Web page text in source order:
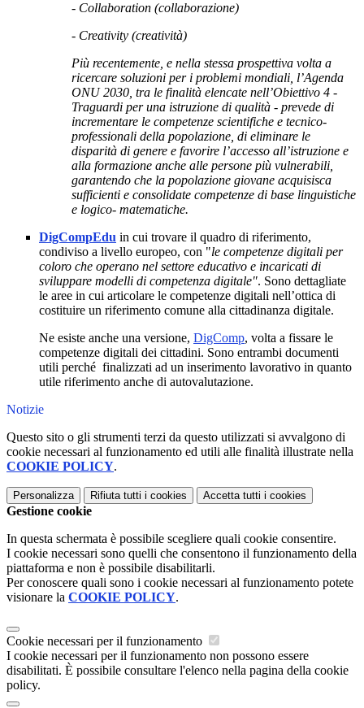
- Collaboration (collaborazione)
- Creativity (creatività)
Più recentemente, e nella stessa prospettiva volta a
ricercare soluzioni per i problemi mondiali, l’Agenda
ONU 2030, tra le finalità elencate nell’Obiettivo 4 -
Traguardi per una istruzione di qualità - prevede di
incrementare le competenze scientifiche e tecnico-
professionali della popolazione, di eliminare le
disparità di genere e favorire l’accesso all’istruzione e
alla formazione anche alle persone più vulnerabili,
garantendo che la popolazione giovane acquisisca
sufficienti e consolidate competenze di base linguistiche
e logico- matematiche.
DigCompEdu in cui trovare il quadro di riferimento,
condiviso a livello europeo, con "le competenze digitali per
coloro che operano nel settore educativo e incaricati di
sviluppare modelli di competenza digitale". Sono dettagliate
le aree in cui articolare le competenze digitali nell’ottica di
costituire un riferimento comune alla cittadinanza digitale.
Ne esiste anche una versione, DigComp, volta a fissare le
competenze digitali dei cittadini. Sono entrambi documenti
utili perché finalizzati ad un inserimento lavorativo in quanto
utile riferimento anche di autovalutazione.
Notizie
Questo sito o gli strumenti terzi da questo utilizzati si avvalgono di
cookie necessari al funzionamento ed utili alle finalità illustrate nella
COOKIE POLICY.
Personalizza Rifiuta tutti i cookies Accetta tutti i cookies
Gestione cookie
In questa schermata è possibile scegliere quali cookie consentire.
I cookie necessari sono quelli che consentono il funzionamento della
piattaforma e non è possibile disabilitarli.
Per conoscere quali sono i cookie necessari al funzionamento potete
visionare la COOKIE POLICY.
Cookie necessari per il funzionamento
I cookie necessari per il funzionamento non possono essere
disabilitati. È possibile consultare l'elenco nella pagina della cookie
policy.